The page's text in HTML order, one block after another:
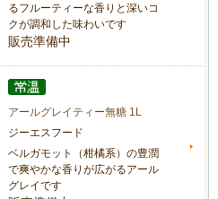
るフルーティーな香りと深いコ
クが調和した味わいです
販売準備中
アールグレイティー無糖 1L
ジーエスフード
ベルガモット（柑橘系）の豊潤
で爽やかな香りが広がるアール
グレイです